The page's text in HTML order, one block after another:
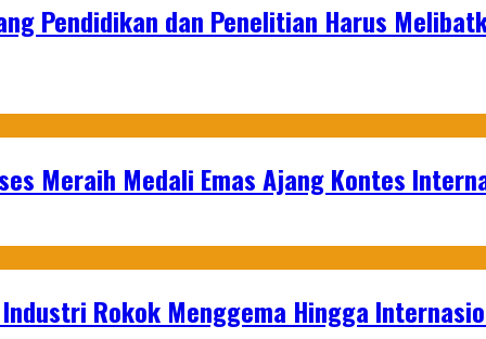
Pendidikan dan Penelitian Harus
Meraih Medali Emas Ajang Kontes
Rokok Menggema Hingga